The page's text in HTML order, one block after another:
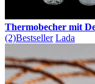
Thermobecher mit
(2)Bestseller Lada